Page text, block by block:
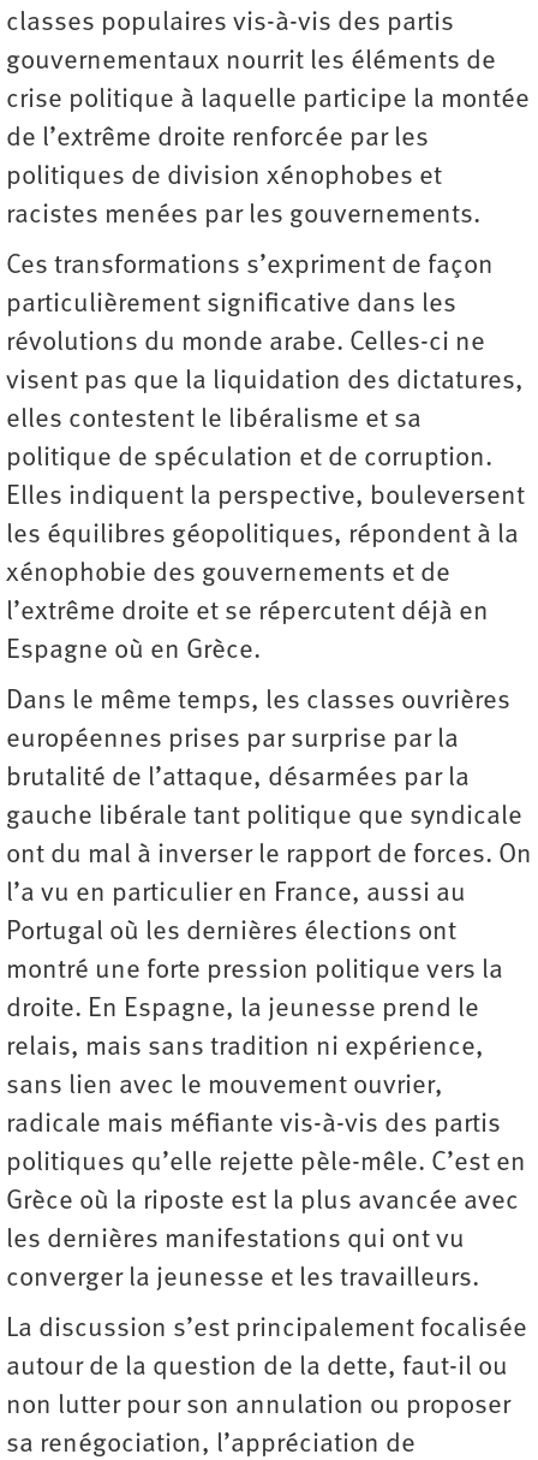
classes populaires vis-à-vis des partis
gouvernementaux nourrit les éléments de
crise politique à laquelle participe la montée
de l’extrême droite renforcée par les
politiques de division xénophobes et
racistes menées par les gouvernements.
Ces transformations s’expriment de façon
particulièrement significative dans les
révolutions du monde arabe. Celles-ci ne
visent pas que la liquidation des dictatures,
elles contestent le libéralisme et sa
politique de spéculation et de corruption.
Elles indiquent la perspective, bouleversent
les équilibres géopolitiques, répondent à la
xénophobie des gouvernements et de
l’extrême droite et se répercutent déjà en
Espagne où en Grèce.
Dans le même temps, les classes ouvrières
européennes prises par surprise par la
brutalité de l’attaque, désarmées par la
gauche libérale tant politique que syndicale
ont du mal à inverser le rapport de forces. On
l’a vu en particulier en France, aussi au
Portugal où les dernières élections ont
montré une forte pression politique vers la
droite. En Espagne, la jeunesse prend le
relais, mais sans tradition ni expérience,
sans lien avec le mouvement ouvrier,
radicale mais méfiante vis-à-vis des partis
politiques qu’elle rejette pèle-mêle. C’est en
Grèce où la riposte est la plus avancée avec
les dernières manifestations qui ont vu
converger la jeunesse et les travailleurs.
La discussion s’est principalement focalisée
autour de la question de la dette, faut-il ou
non lutter pour son annulation ou proposer
sa renégociation, l’appréciation de